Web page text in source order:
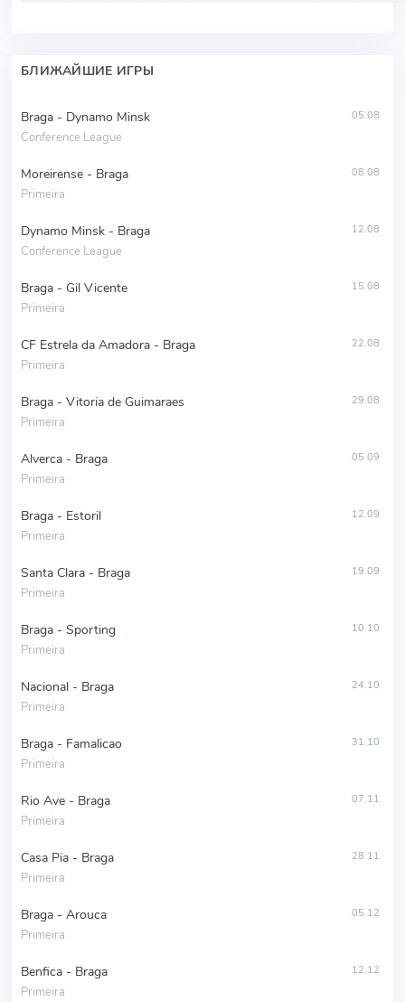
БЛИЖАЙШИЕ ИГРЫ
Braga - Dynamo Minsk
Conference League
05.08
Moreirense - Braga
Primeira
08.08
Dynamo Minsk - Braga
Conference League
12.08
Braga - Gil Vicente
Primeira
15.08
CF Estrela da Amadora - Braga
Primeira
22.08
Braga - Vitoria de Guimaraes
Primeira
29.08
Alverca - Braga
Primeira
05.09
Braga - Estoril
Primeira
12.09
Santa Clara - Braga
Primeira
19.09
Braga - Sporting
Primeira
10.10
Nacional - Braga
Primeira
24.10
Braga - Famalicao
Primeira
31.10
Rio Ave - Braga
Primeira
07.11
Casa Pia - Braga
Primeira
28.11
Braga - Arouca
Primeira
05.12
Benfica - Braga
Primeira
12.12